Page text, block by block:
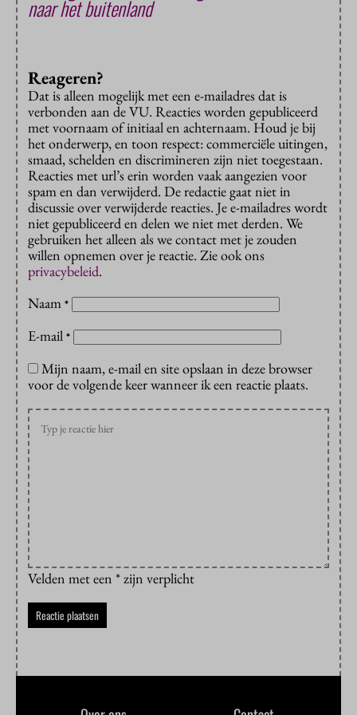
naar het buitenland
Reageren?
Dat is alleen mogelijk met een e-mailadres dat is
verbonden aan de VU. Reacties worden gepubliceerd
met voornaam of initiaal en achternaam. Houd je bij
het onderwerp, en toon respect: commerciële uitingen,
smaad, schelden en discrimineren zijn niet toegestaan.
Reacties met url’s erin worden vaak aangezien voor
spam en dan verwijderd. De redactie gaat niet in
discussie over verwijderde reacties. Je e-mailadres wordt
niet gepubliceerd en delen we niet met derden. We
gebruiken het alleen als we contact met je zouden
willen opnemen over je reactie. Zie ook ons
privacybeleid.
Naam *
E-mail *
Mijn naam, e-mail en site opslaan in deze browser
voor de volgende keer wanneer ik een reactie plaats.
Velden met een * zijn verplicht